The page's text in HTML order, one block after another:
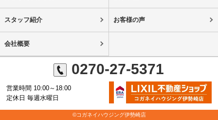
スタッフ紹介 お客様の声
会社概要
0270-27-5371
営業時間 10:00～18:00
定休日 毎週水曜日
©コガネイハウジング伊勢崎店